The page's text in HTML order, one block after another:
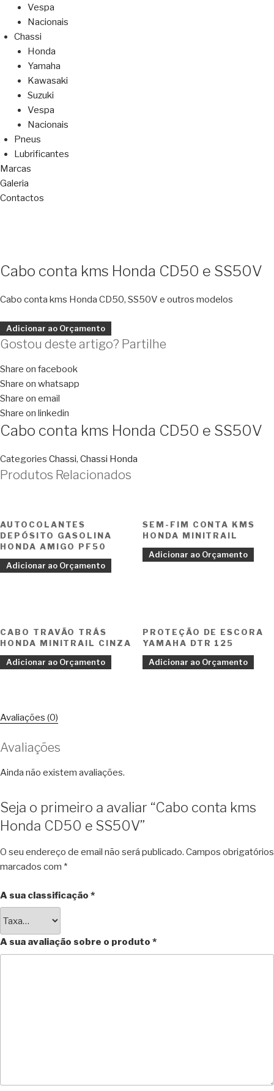
Vespa
Nacionais
Chassi
Honda
Yamaha
Kawasaki
Suzuki
Vespa
Nacionais
Pneus
Lubrificantes
Marcas
Galeria
Contactos
Cabo conta kms Honda CD50 e SS50V
Cabo conta kms Honda CD50, SS50V e outros modelos
Adicionar ao Orçamento
Gostou deste artigo? Partilhe
Share on facebook
Share on whatsapp
Share on email
Share on linkedin
Cabo conta kms Honda CD50 e SS50V
Categories Chassi, Chassi Honda
Produtos Relacionados
AUTOCOLANTES
DEPÓSITO GASOLINA
HONDA AMIGO PF50
Adicionar ao Orçamento
SEM-FIM CONTA KMS
HONDA MINITRAIL
Adicionar ao Orçamento
CABO TRAVÃO TRÁS
HONDA MINITRAIL CINZA
Adicionar ao Orçamento
PROTEÇÃO DE ESCORA
YAMAHA DTR 125
Adicionar ao Orçamento
Avaliações (0)
Avaliações
Ainda não existem avaliações.
Seja o primeiro a avaliar “Cabo conta kms
Honda CD50 e SS50V”
O seu endereço de email não será publicado. Campos obrigatórios
marcados com *
A sua classificação *
A sua avaliação sobre o produto *